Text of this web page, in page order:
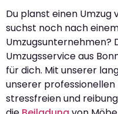
Du planst einen
suchst noch nach
Umzugsunternehmen?
Umzugsservice aus
für dich. Mit unserer
unserer
stressfreien und